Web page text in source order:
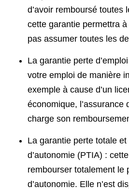
d’avoir remboursé toutes
cette garantie permettra
pas assumer toutes les
La garantie perte
votre emploi de manière
exemple à cause d’un
économique, l’assurance
charge son
La garantie perte totale
d’autonomie (PTIA) :
rembourser totalement le
d’autonomie. Elle n’est